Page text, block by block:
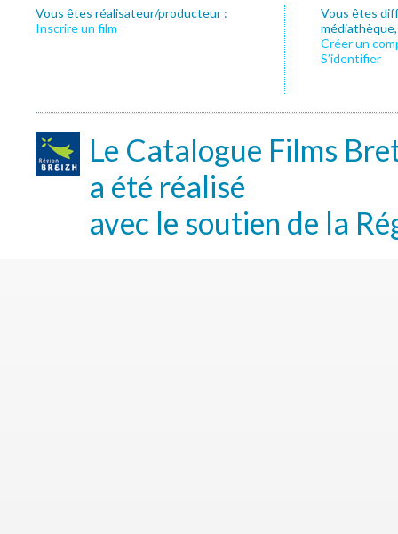
Vous êtes réalisateur/producteur :
Inscrire un film
Vous êtes
Créer un
S’identifier
Le Catalogue Films
a été réalisé
avec le soutien de la